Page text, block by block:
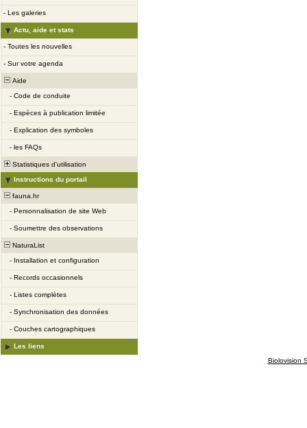
- Les galeries
Actu, aide et stats
- Toutes les nouvelles
- Sur votre agenda
Aide
- Code de conduite
- Espèces à publication limitée
- Explication des symboles
- les FAQs
Statistiques d'utilisation
Instructions du portail
fauna.hr
- Personnalisation de site Web
- Soumettre des observations
NaturaList
- Installation et configuration
- Records occasionnels
- Listes complètes
- Synchronisation des données
- Couches cartographiques
Les liens
Biolovision